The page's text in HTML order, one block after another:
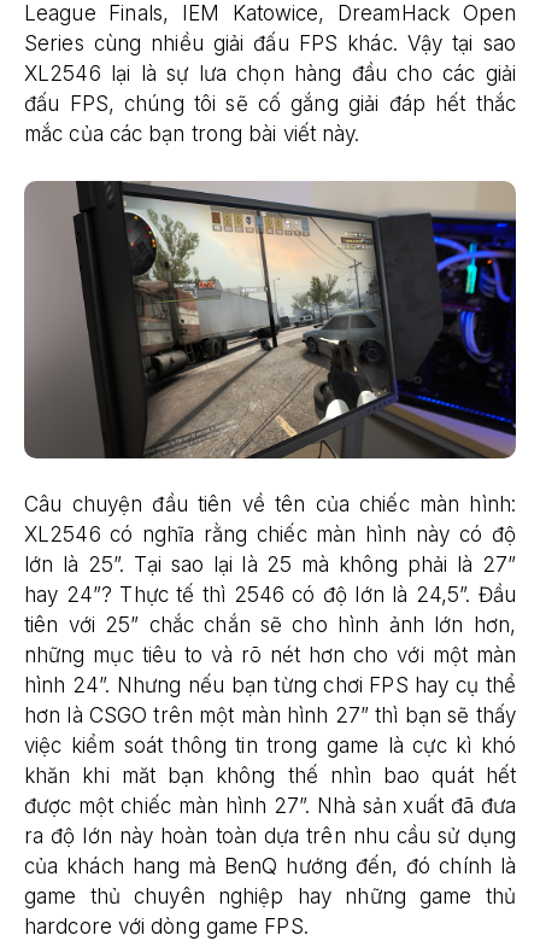
League Finals, IEM Katowice, DreamHack Open
Series cùng nhiều giải đấu FPS khác. Vậy tại sao
XL2546 lại là sự lưa chọn hàng đầu cho các giải
đấu FPS, chúng tôi sẽ cố gắng giải đáp hết thắc
mắc của các bạn trong bài viết này.
Câu chuyện đầu tiên về tên của chiếc màn hình:
XL2546 có nghĩa rằng chiếc màn hình này có độ
lớn là 25”. Tại sao lại là 25 mà không phải là 27”
hay 24”? Thực tế thì 2546 có độ lớn là 24,5”. Đầu
tiên với 25” chắc chắn sẽ cho hình ảnh lớn hơn,
những mục tiêu to và rõ nét hơn cho với một màn
hình 24”. Nhưng nếu bạn từng chơi FPS hay cụ thể
hơn là CSGO trên một màn hình 27” thì bạn sẽ thấy
việc kiểm soát thông tin trong game là cực kì khó
khăn khi măt bạn không thế nhìn bao quát hết
được một chiếc màn hình 27”. Nhà sản xuất đã đưa
ra độ lớn này hoàn toàn dựa trên nhu cầu sử dụng
của khách hang mà BenQ hướng đến, đó chính là
game thủ chuyên nghiệp hay những game thủ
hardcore với dòng game FPS.